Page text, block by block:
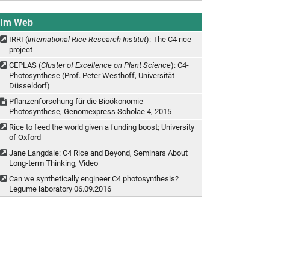
Im Web
IRRI (International Rice Research Institut): The C4 rice
project
CEPLAS (Cluster of Excellence on Plant Science): C4-
Photosynthese (Prof. Peter Westhoff, Universität
Düsseldorf)
Pflanzenforschung für die Bioökonomie -
Photosynthese, Genomexpress Scholae 4, 2015
Rice to feed the world given a funding boost; University
of Oxford
Jane Langdale: C4 Rice and Beyond, Seminars About
Long-term Thinking, Video
Can we synthetically engineer C4 photosynthesis?
Legume laboratory 06.09.2016